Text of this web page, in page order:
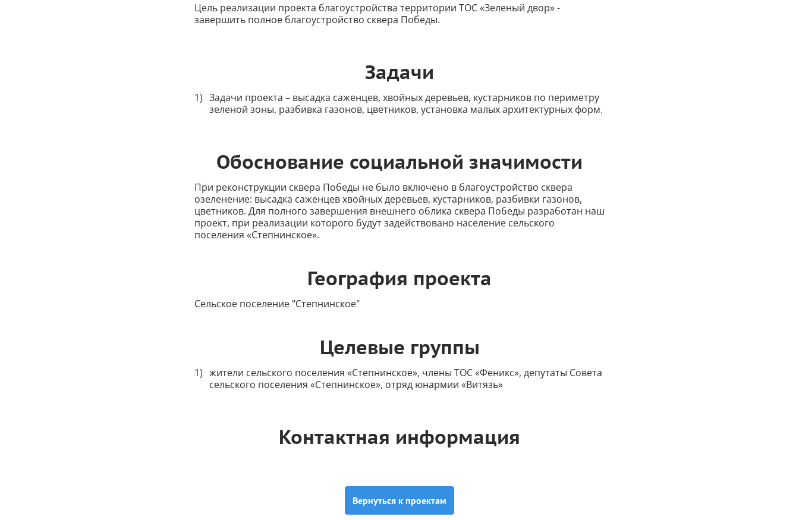
Цель реализации проекта благоустройства территории ТОС «Зеленый двор» -
завершить полное благоустройство сквера Победы.
Задачи
Задачи проекта – высадка саженцев, хвойных деревьев, кустарников по периметру
зеленой зоны, разбивка газонов, цветников, установка малых архитектурных форм.
Обоснование социальной значимости
При реконструкции сквера Победы не было включено в благоустройство сквера
озеленение: высадка саженцев хвойных деревьев, кустарников, разбивки газонов,
цветников. Для полного завершения внешнего облика сквера Победы разработан наш
проект, при реализации которого будут задействовано население сельского
поселения «Степнинское».
География проекта
Сельское поселение "Степнинское"
Целевые группы
жители сельского поселения «Степнинское», члены ТОС «Феникс», депутаты Совета
сельского поселения «Степнинское», отряд юнармии «Витязь»
Контактная информация
Вернуться к проектам